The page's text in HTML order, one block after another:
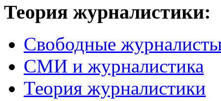
Теория журналистики:
Свободные
СМИ и журналистика
Теория журналистики